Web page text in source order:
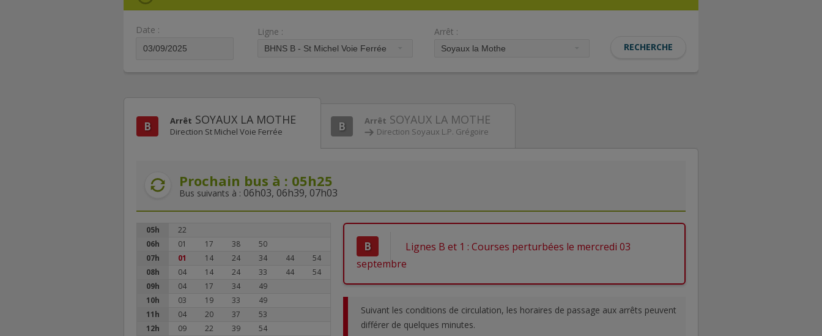
Date : Ligne : Arrêt :
B Arrêt SOYAUX LA MOTHE
Direction St Michel Voie Ferrée B Arrêt SOYAUX LA MOTHE
Direction Soyaux L.P. Grégoire
Prochain bus à : 05h25
Bus suivants à : 06h03, 06h39, 07h03
05h
22
06h
01 17 38
50
07h
01 14 24 34 44
54
08h
04 14 24 33 44
54
09h
04 17 34
49
10h
03 19 33
49
11h
04 20 37
53
12h
09 22 39
54
B
Lignes B et 1 : Courses perturbées le mercredi 03
septembre
Suivant les conditions de circulation, les horaires de passage aux arrêts peuvent
différer de quelques minutes.